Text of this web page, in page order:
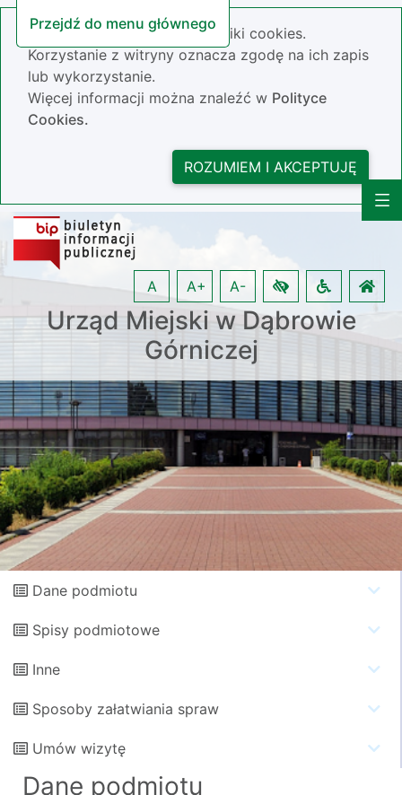
Przejdź do menu głównego
Nasza strona wykorzystuje pliki cookies.
Korzystanie z witryny oznacza zgodę na ich zapis
lub wykorzystanie.
Więcej informacji można znaleźć w Polityce
Cookies.
ROZUMIEM I AKCEPTUJĘ
Urząd Miejski w Dąbrowie
Górniczej
A A+ A-
Dane podmiotu
Spisy podmiotowe
Inne
Sposoby załatwiania spraw
Umów wizytę
Dane podmiotu